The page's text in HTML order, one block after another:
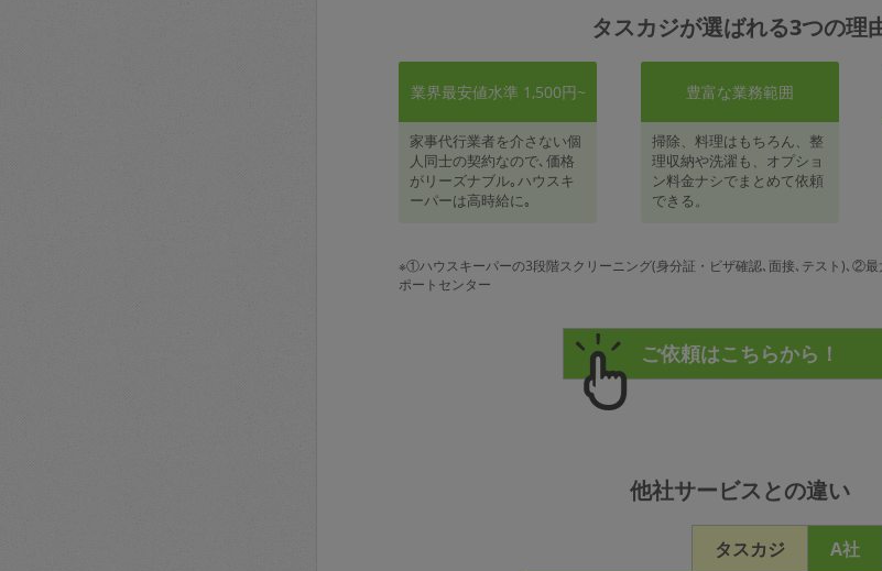
タスカジが選ばれる3つの理
業界最安値水準 1,500円~
家事代行業者を介さない個
人同士の契約なので､価格
がリーズナブル｡ハウスキ
ーパーは高時給に｡
豊富な業務範囲
掃除、料理はもちろん、整
理収納や洗濯も、オプショ
ン料金ナシでまとめて依頼
できる。
※①ハウスキーパーの3段階スクリーニング(身分証・ビザ確認､面接､テスト)､②
ポートセンター
他社サービスとの違い
タスカジ A社